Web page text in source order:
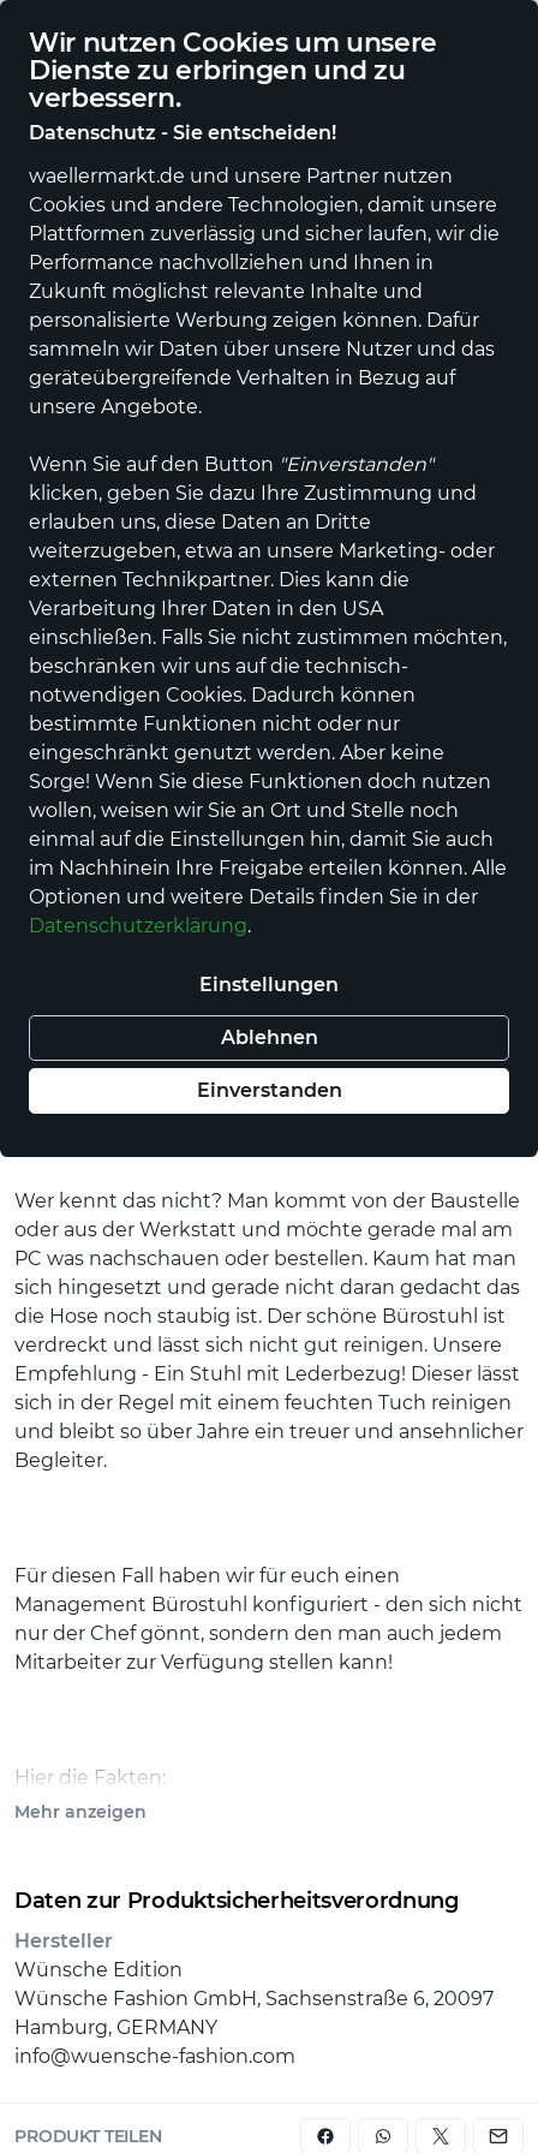
Wir nutzen Cookies um unsere
Dienste zu erbringen und zu
verbessern.
Datenschutz - Sie entscheiden!
waellermarkt.de und unsere Partner nutzen
Cookies und andere Technologien, damit unsere
Plattformen zuverlässig und sicher laufen, wir die
Performance nachvollziehen und Ihnen in
Zukunft möglichst relevante Inhalte und
personalisierte Werbung zeigen können. Dafür
sammeln wir Daten über unsere Nutzer und das
geräteübergreifende Verhalten in Bezug auf
unsere Angebote.
Wenn Sie auf den Button "Einverstanden"
klicken, geben Sie dazu Ihre Zustimmung und
erlauben uns, diese Daten an Dritte
weiterzugeben, etwa an unsere Marketing- oder
externen Technikpartner. Dies kann die
Verarbeitung Ihrer Daten in den USA
einschließen. Falls Sie nicht zustimmen möchten,
beschränken wir uns auf die technisch-
notwendigen Cookies. Dadurch können
bestimmte Funktionen nicht oder nur
eingeschränkt genutzt werden. Aber keine
Sorge! Wenn Sie diese Funktionen doch nutzen
wollen, weisen wir Sie an Ort und Stelle noch
einmal auf die Einstellungen hin, damit Sie auch
im Nachhinein Ihre Freigabe erteilen können. Alle
Optionen und weitere Details finden Sie in der
Datenschutzerklärung.
Einstellungen
Ablehnen
Einverstanden
Alle Kategorien Neuheiten Angebote Sportartikel
Wünsche Edition
Der Handwerker Bürostuhl
Preis
779,00 € inkl. MwSt.
Nur noch weniger als 3 Artikel bestellbar.
Nur Selbstabholung möglich
In den Warenkorb
Haben Sie eine Frage zum Produkt? Kontaktieren
Sie uns!
Selbstabholung beim Verkäufer
Ware liegt in einem Werktag für Sie bereit.
Der Handwerker Bürostuhl
Wer kennt das nicht? Man kommt von der Baustelle
oder aus der Werkstatt und möchte gerade mal am
PC was nachschauen oder bestellen. Kaum hat man
sich hingesetzt und gerade nicht daran gedacht das
die Hose noch staubig ist. Der schöne Bürostuhl ist
verdreckt und lässt sich nicht gut reinigen. Unsere
Empfehlung - Ein Stuhl mit Lederbezug! Dieser lässt
sich in der Regel mit einem feuchten Tuch reinigen
und bleibt so über Jahre ein treuer und ansehnlicher
Begleiter.
Für diesen Fall haben wir für euch einen
Management Bürostuhl konfiguriert - den sich nicht
nur der Chef gönnt, sondern den man auch jedem
Mitarbeiter zur Verfügung stellen kann!
Hier die Fakten:
Management Drehstuhl mit Kopfstütze
Bezug: Rind-Nappa-Leder tiefschwarz
Mehr anzeigen
Daten zur Produktsicherheitsverordnung
Hersteller
Wünsche Edition
Wünsche Fashion GmbH, Sachsenstraße 6, 20097
Hamburg, GERMANY
info@wuensche-fashion.com
PRODUKT TEILEN